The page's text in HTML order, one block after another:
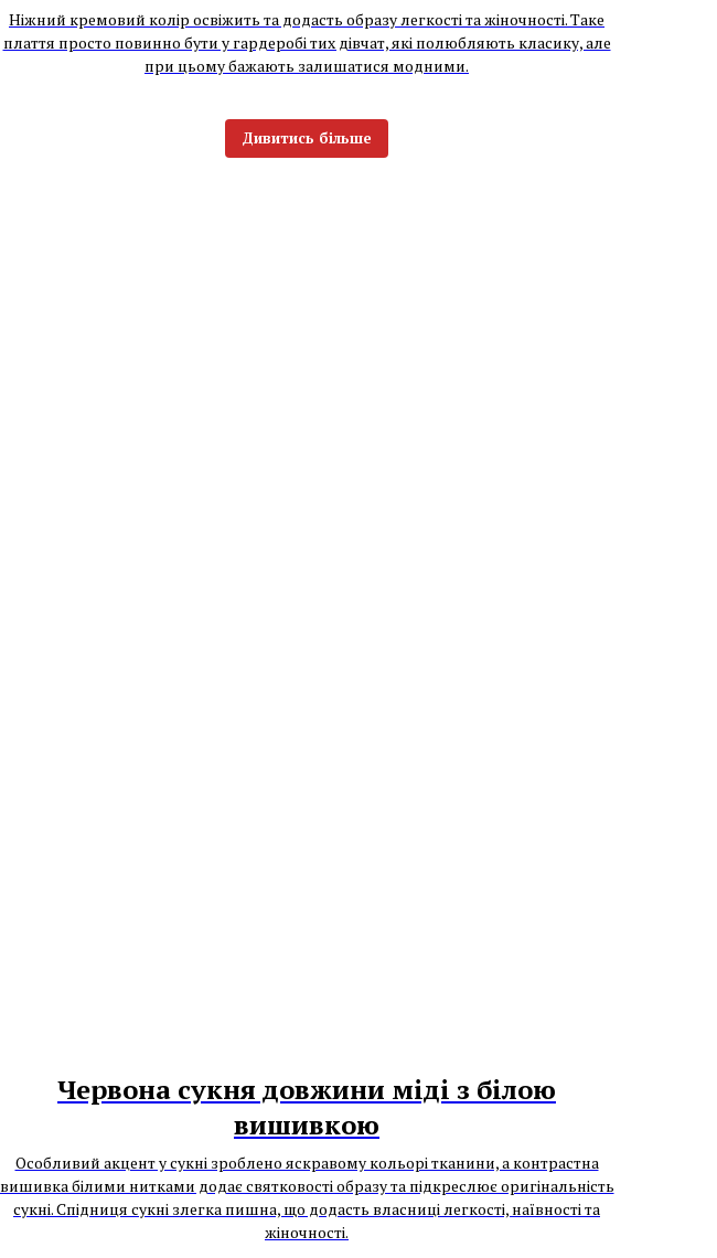
Ніжний кремовий колір освіжить та додасть образу легкості та жіночності. Таке
плаття просто повинно бути у гардеробі тих дівчат, які полюбляють класику, але
при цьому бажають залишатися модними.
Дивитись більше
Червона сукня довжини міді з білою
вишивкою
Особливий акцент у сукні зроблено яскравому кольорі тканини, а контрастна
вишивка білими нитками додає святковості образу та підкреслює оригінальність
сукні. Спідниця сукні злегка пишна, що додасть власниці легкості, наївності та
жіночності.